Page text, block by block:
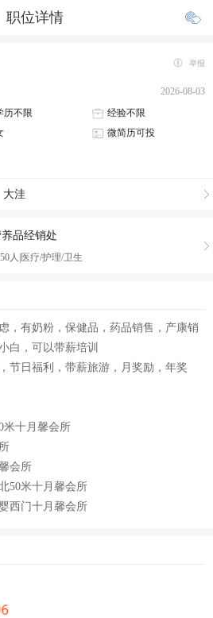
职位详情
举报
2026-08-03
历不限
经验不限
微简历可投
大洼
品经销处
人|医疗/护理/卫生
，有奶粉，保健品，药品销售，产康销
白，可以带薪培训
节日福利，带薪旅游，月奖励，年奖
米十月馨会所
会所
50米十月馨会所
西门十月馨会所